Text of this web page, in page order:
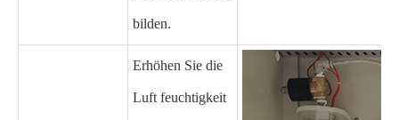
bilden.
Erhöhen Sie die
Luft feuchtigkeit